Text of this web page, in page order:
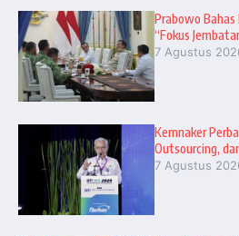
Prabowo
“Fokus
7 Agustus
Kemnaker
Outsourcing,
7 Agustus